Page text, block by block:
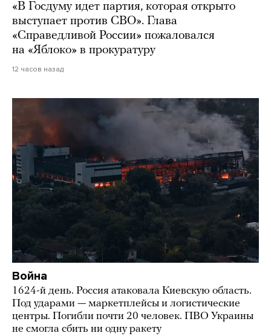
«В Госдуму идет партия, которая открыто
выступает против СВО». Глава
«Справедливой России» пожаловался
на «Яблоко» в прокуратуру
12 часов назад
Война
1624-й день. Россия атаковала Киевскую область.
Под ударами — маркетплейсы и логистические
центры. Погибли почти 20 человек. ПВО Украины
не смогла сбить ни одну ракету